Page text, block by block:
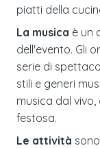
piatti della
La musica è un
dell'evento. Gli
serie di
stili e generi
musica dal
festosa.
Le attività